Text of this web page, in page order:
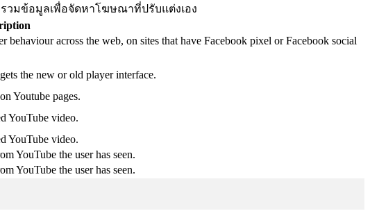
วมข้อมูลเพื่อจัดหาโฆษณาที่ปรับแต่งเอง
behaviour across the web, on sites that have Facebook pixel or Facebook social
the new or old player interface.
Youtube pages.
YouTube video.
YouTube video.
YouTube the user has seen.
YouTube the user has seen.